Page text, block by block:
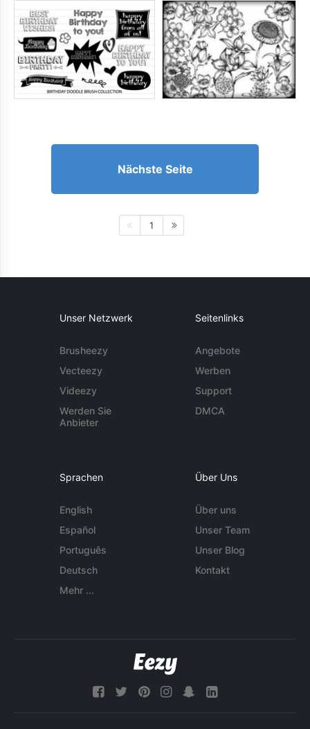
Nächste Seite
1
Unser Netzwerk
Brusheezy
Vecteezy
Videezy
Werden Sie
Anbieter
Seitenlinks
Angebote
Werben
Support
DMCA
Sprachen
English
Español
Português
Deutsch
Mehr ...
Über Uns
Über uns
Unser Team
Unser Blog
Kontakt